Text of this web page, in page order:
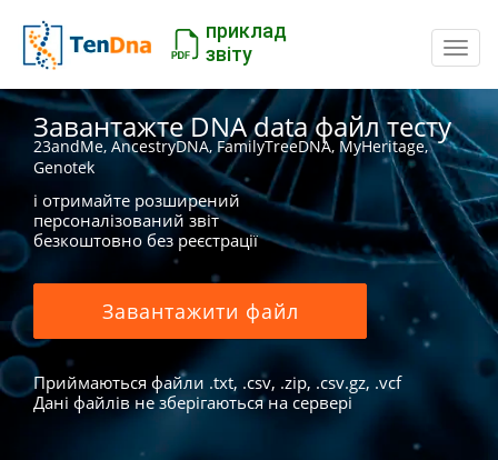
приклад
звіту
Завантажте DNA data файл тесту
23andMe, AncestryDNA, FamilyTreeDNA, MyHeritage,
Genotek
і отримайте розширений
персоналізований звіт
безкоштовно без реєстрації
Завантажити файл
Приймаються файли .txt, .csv, .zip, .csv.gz, .vcf
Дані файлів не зберігаються на сервері